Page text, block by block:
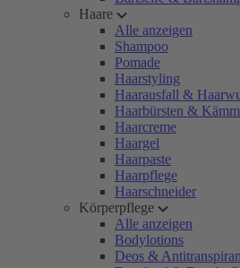
Haare
Alle anzeigen
Shampoo
Pomade
Haarstyling
Haarausfall &
Haarbürsten &
Haarcreme
Haargel
Haarpaste
Haarpflege
Haarschneider
Körperpflege
Alle anzeigen
Bodylotions
Deos &